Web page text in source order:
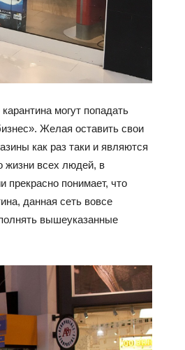
могут попадать
Желая оставить свои
как раз таки и являются
жизни всех людей, в
прекрасно понимает, что
данная сеть вовсе
вышеуказанные